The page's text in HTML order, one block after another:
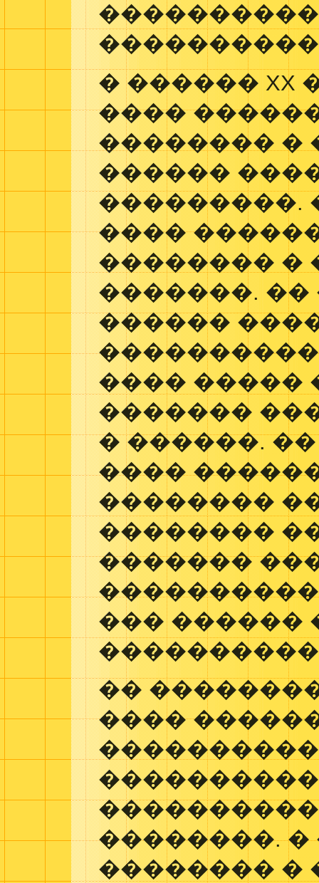
� ������ XX
����
�������� �
������
���������.
����
�������� �
�������. ��
������
���� �����
�������
� ������.
����
��������
��������
�������
��� ������
��
����
��������.
�������� �